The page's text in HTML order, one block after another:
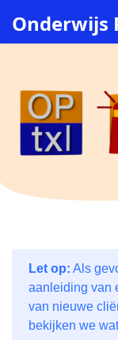
Onderwijs
Let op: Als
aanleiding van
van nieuwe
bekijken we